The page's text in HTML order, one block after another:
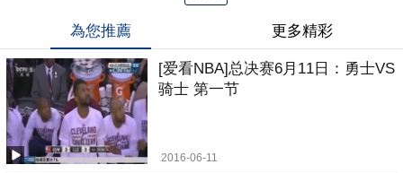
為您推薦 更多精彩
[爱看NBA]总决赛6月11日：勇士VS
骑士 第一节
2016-06-11